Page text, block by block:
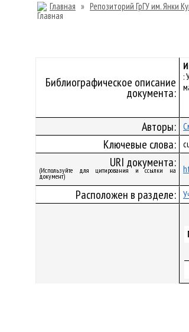
Главная » Репозиторий ГрГУ им. Янки
Библиографическое описание
документа:
:
Авторы:
Ключевые слова:
URI документа:
(Используйте для цитирования и ссылки на
документ)
Расположен в разделе: